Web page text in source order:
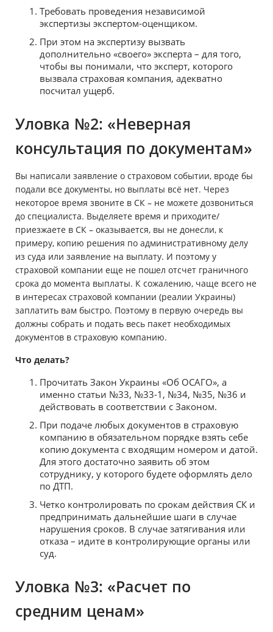
Требовать проведения независимой
экспертизы экспертом-оценщиком.
При этом на экспертизу вызвать
дополнительно «своего» эксперта – для того,
чтобы вы понимали, что эксперт, которого
вызвала страховая компания, адекватно
посчитал ущерб.
Уловка №2: «Неверная
консультация по документам»
Вы написали заявление о страховом событии, вроде бы
подали все документы, но выплаты всё нет. Через
некоторое время звоните в СК – не можете дозвониться
до специалиста. Выделяете время и приходите/
приезжаете в СК – оказывается, вы не донесли, к
примеру, копию решения по административному делу
из суда или заявление на выплату. И поэтому у
страховой компании еще не пошел отсчет граничного
срока до момента выплаты. К сожалению, чаще всего не
в интересах страховой компании (реалии Украины)
заплатить вам быстро. Поэтому в первую очередь вы
должны собрать и подать весь пакет необходимых
документов в страховую компанию.
Что делать?
Прочитать Закон Украины «Об ОСАГО», а
именно статьи №33, №33-1, №34, №35, №36 и
действовать в соответствии с Законом.
При подаче любых документов в страховую
компанию в обязательном порядке взять себе
копию документа с входящим номером и датой.
Для этого достаточно заявить об этом
сотруднику, у которого будете оформлять дело
по ДТП.
Четко контролировать по срокам действия СК и
предпринимать дальнейшие шаги в случае
нарушения сроков. В случае затягивания или
отказа – идите в контролирующие органы или
суд.
Уловка №3: «Расчет по
средним ценам»